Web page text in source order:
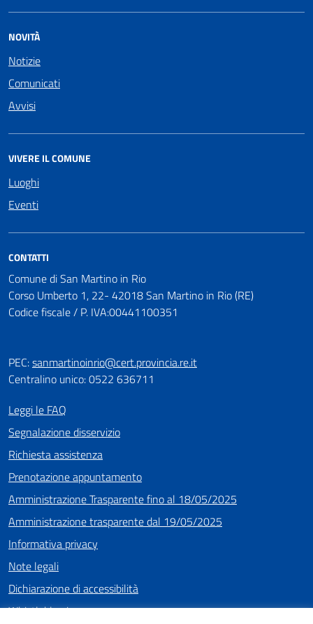
NOVITÀ
Notizie
Comunicati
Avvisi
VIVERE IL COMUNE
Luoghi
Eventi
CONTATTI
Comune di San Martino in Rio
Corso Umberto 1, 22- 42018 San Martino in Rio (RE)
Codice fiscale / P. IVA:00441100351
PEC:sanmartinoinrio@cert.provincia.re.it
Centralino unico: 0522 636711
Leggi le FAQ
Segnalazione disservizio
Richiesta assistenza
Prenotazione appuntamento
Amministrazione Trasparente fino al 18/05/2025
Amministrazione trasparente dal 19/05/2025
Informativa privacy
Note legali
Dichiarazione di accessibilità
Whistleblowing